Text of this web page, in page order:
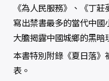
《為人民服務》、《丁
寫出禁書最多的當代中
大膽揭露中國城鄉的黑暗
本書特別附錄《夏日落
表。